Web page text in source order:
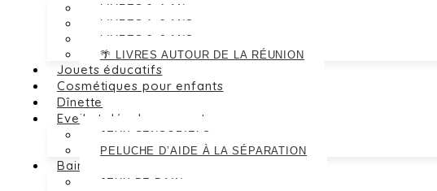
LIVRES 0–1 AN
LIVRES 1–3 ANS
LIVRES 3–6 ANS
🌴 LIVRES AUTOUR DE LA RÉUNION
Jouets éducatifs
Cosmétiques pour enfants
Dînette
Eveil et développement
JEUX SENSORIELS
PELUCHE D’AIDE À LA SÉPARATION
Bain
JEUX DE BAIN